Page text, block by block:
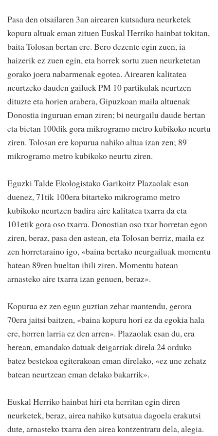
Pasa den otsailaren 3an airearen kutsadura neurketek
kopuru altuak eman zituen Euskal Herriko hainbat tokitan,
baita Tolosan bertan ere. Bero dezente egin zuen, ia
haizerik ez zuen egin, eta horrek sortu zuen neurketetan
gorako joera nabarmenak egotea. Airearen kalitatea
neurtzeko dauden gailuek PM 10 partikulak neurtzen
dituzte eta horien arabera, Gipuzkoan maila altuenak
Donostia inguruan eman ziren; bi neurgailu daude bertan
eta bietan 100dik gora mikrogramo metro kubikoko neurtu
ziren. Tolosan ere kopurua nahiko altua izan zen; 89
mikrogramo metro kubikoko neurtu ziren.
Eguzki Talde Ekologistako Garikoitz Plazaolak esan
duenez, 71tik 100era bitarteko mikrogramo metro
kubikoko neurtzen badira aire kalitatea txarra da eta
101etik gora oso txarra. Donostian oso txar horretan egon
ziren, beraz, pasa den astean, eta Tolosan berriz, maila ez
zen horretaraino igo, «baina bertako neurgailuak momentu
batean 89ren bueltan ibili ziren. Momentu batean
arnasteko aire txarra izan genuen, beraz».
Kopurua ez zen egun guztian zehar mantendu, gerora
70era jaitsi baitzen, «baina kopuru hori ez da egokia hala
ere, horren larria ez den arren». Plazaolak esan du, era
berean, emandako datuak deigarriak direla 24 orduko
batez bestekoa egiterakoan eman direlako, «ez une zehatz
batean neurtzean eman delako bakarrik».
Euskal Herriko hainbat hiri eta herritan egin diren
neurketek, beraz, airea nahiko kutsatua dagoela erakutsi
dute, arnasteko txarra den airea kontzentratu dela, alegia.